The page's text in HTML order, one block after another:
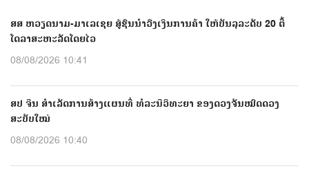
ສສ ຫວຽດນາມ-ມາເລເຊຍ ສູ້ຊົນນຳວົງເງິນການຄ້າ ໃຫ້ບັນລຸລະດັບ 20 ຕື້
ໂດລາສະຫະລັດໂດຍໄວ
08/08/2026 10:41
ສປ ຈີນ ສຳເລັດການສ້າງແຜນທີ່ ທໍລະນີວິທະຍາ ຂອງດວງຈັນໝົດດວງ
ສະບັບໃໝ່
08/08/2026 10:40